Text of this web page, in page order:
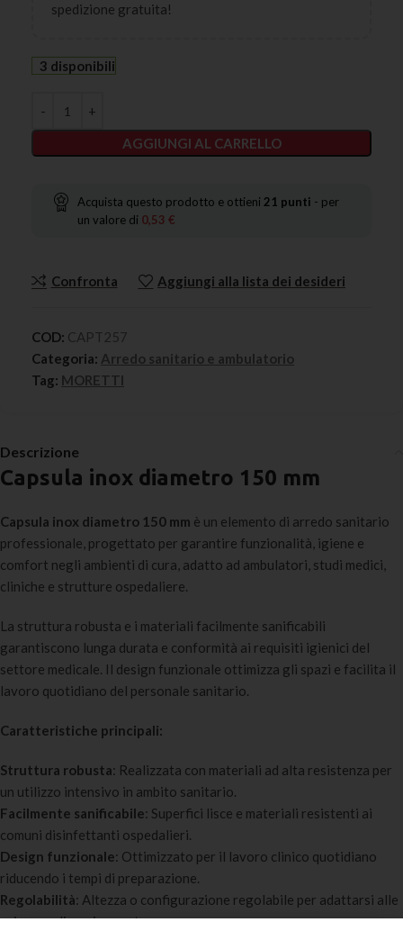
spedizione gratuita!
3 disponibili
AGGIUNGI AL CARRELLO
Acquista questo prodotto e ottieni 21 punti - per
un valore di 0,53 €
Confronta Aggiungi alla lista dei desideri
COD: CAPT257
Categoria: Arredo sanitario e ambulatorio
Tag: MORETTI
Descrizione
Capsula inox diametro 150 mm
Capsula inox diametro 150 mm è un elemento di arredo sanitario
professionale, progettato per garantire funzionalità, igiene e
comfort negli ambienti di cura, adatto ad ambulatori, studi medici,
cliniche e strutture ospedaliere.
La struttura robusta e i materiali facilmente sanificabili
garantiscono lunga durata e conformità ai requisiti igienici del
settore medicale. Il design funzionale ottimizza gli spazi e facilita il
lavoro quotidiano del personale sanitario.
Caratteristiche principali:
Struttura robusta: Realizzata con materiali ad alta resistenza per
un utilizzo intensivo in ambito sanitario.
Facilmente sanificabile: Superfici lisce e materiali resistenti ai
comuni disinfettanti ospedalieri.
Design funzionale: Ottimizzato per il lavoro clinico quotidiano
riducendo i tempi di preparazione.
Regolabilità: Altezza o configurazione regolabile per adattarsi alle
esigenze di ogni operatore.